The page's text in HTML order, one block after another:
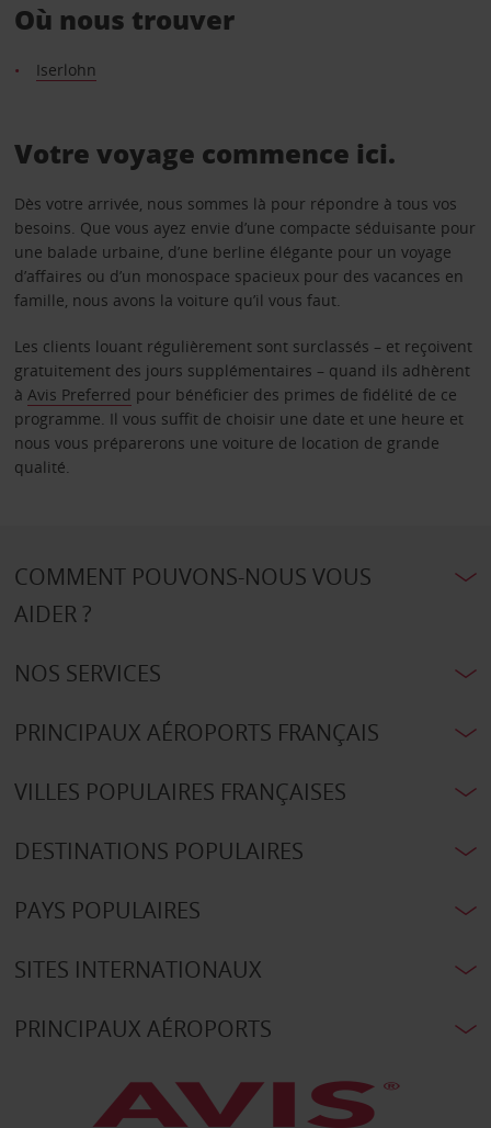
Où nous trouver
Iserlohn
Votre voyage commence ici.
Dès votre arrivée, nous sommes là pour répondre à tous vos
besoins. Que vous ayez envie d’une compacte séduisante pour
une balade urbaine, d’une berline élégante pour un voyage
d’affaires ou d’un monospace spacieux pour des vacances en
famille, nous avons la voiture qu’il vous faut.
Les clients louant régulièrement sont surclassés – et reçoivent
gratuitement des jours supplémentaires – quand ils adhèrent
à Avis Preferred pour bénéficier des primes de fidélité de ce
programme. Il vous suffit de choisir une date et une heure et
nous vous préparerons une voiture de location de grande
qualité.
COMMENT POUVONS-NOUS VOUS
AIDER ?
NOS SERVICES
PRINCIPAUX AÉROPORTS FRANÇAIS
VILLES POPULAIRES FRANÇAISES
DESTINATIONS POPULAIRES
PAYS POPULAIRES
SITES INTERNATIONAUX
PRINCIPAUX AÉROPORTS